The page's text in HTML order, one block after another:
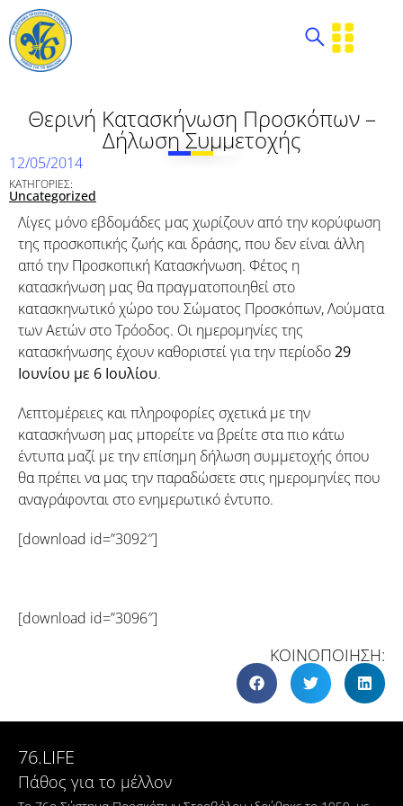
Θερινή Κατασκήνωση Προσκόπων –
Δήλωση Συμμετοχής
12/05/2014
ΚΑΤΗΓΟΡΙΕΣ:
Uncategorized
Λίγες μόνο εβδομάδες μας χωρίζουν από την κορύφωση
της προσκοπικής ζωής και δράσης, που δεν είναι άλλη
από την Προσκοπική Κατασκήνωση. Φέτος η
κατασκήνωση μας θα πραγματοποιηθεί στο
κατασκηνωτικό χώρο του Σώματος Προσκόπων, Λούματα
των Αετών στο Τρόοδος. Οι ημερομηνίες της
κατασκήνωσης έχουν καθοριστεί για την περίοδο29
Ιουνίου με 6 Ιουλίου.
Λεπτομέρειες και πληροφορίες σχετικά με την
κατασκήνωση μας μπορείτε να βρείτε στα πιο κάτω
έντυπα μαζί με την επίσημη δήλωση συμμετοχής όπου
θα πρέπει να μας την παραδώσετε στις ημερομηνίες που
αναγράφονται στο ενημερωτικό έντυπο.
[download id=”3092″]
[download id=”3096″]
ΚΟΙΝΟΠΟΙΗΣΗ:
76.LIFE
Πάθος για το μέλλον